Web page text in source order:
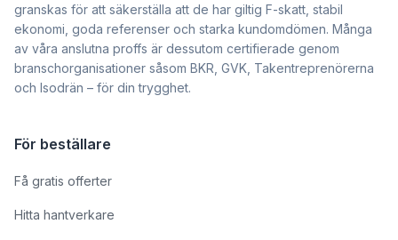
granskas för att säkerställa att de har giltig F-skatt, stabil
ekonomi, goda referenser och starka kundomdömen. Många
av våra anslutna proffs är dessutom certifierade genom
branschorganisationer såsom BKR, GVK, Takentreprenörerna
och Isodrän – för din trygghet.
För beställare
Få gratis offerter
Hitta hantverkare